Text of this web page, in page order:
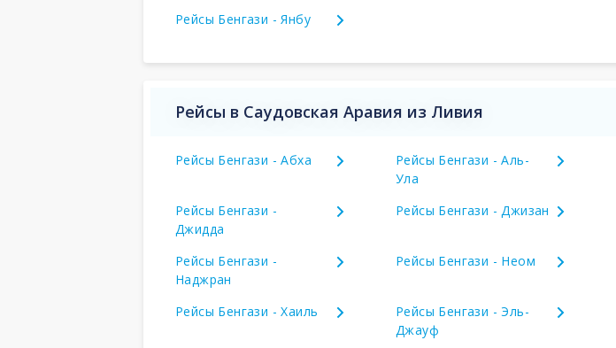
Рейсы Бенгази - Янбу
Рейсы в Саудовская Аравия из Ливия
Рейсы Бенгази - Абха
Рейсы Бенгази - Аль-
Ула
Рейсы Бенгази -
Джидда
Рейсы Бенгази - Джизан
Рейсы Бенгази -
Наджран
Рейсы Бенгази - Неом
Рейсы Бенгази - Хаиль
Рейсы Бенгази - Эль-
Джауф